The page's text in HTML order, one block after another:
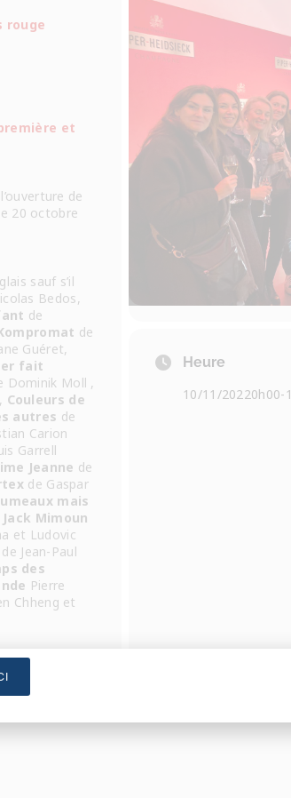
rouge
et
de
20 octobre
sauf s’il
Bedos,
de
de
Guéret,
fait
Dominik Moll ,
Couleurs de
autres de
Carion
Garrell
Jeanne de
de Gaspar
mais
Jack Mimoun
et Ludovic
de Jean-Paul
des
Pierre
Chheng et
Heure
10/11/20220h00-